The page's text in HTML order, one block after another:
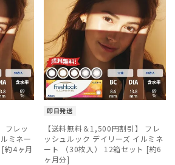
フレッ
ミネー
約4ヶ月
即日発送
【送料無料＆1,500円割引】 フレ
ッシュルック デイリーズ イルミネ
ート （30枚入） 12箱セット [約6
ヶ月分]